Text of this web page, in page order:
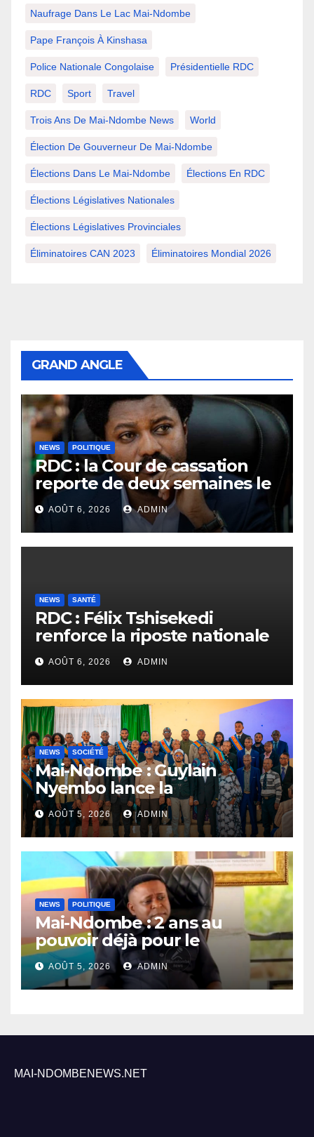
Naufrage Dans Le Lac Mai-Ndombe
Pape François À Kinshasa
Police Nationale Congolaise Présidentielle RDC
RDC Sport Travel
Trois Ans De Mai-Ndombe News World
Élection De Gouverneur De Mai-Ndombe
Élections Dans Le Mai-Ndombe Élections En RDC
Élections Législatives Nationales
Élections Législatives Provinciales
Éliminatoires CAN 2023 Éliminatoires Mondial 2026
GRAND ANGLE
NEWS POLITIQUE
RDC : la Cour de cassation
reporte de deux semaines le
procès Frivao
AOÛT 6, 2026 ADMIN
NEWS SANTÉ
RDC : Félix Tshisekedi
renforce la riposte nationale
contre l’épidémie d’Ebola
AOÛT 6, 2026 ADMIN
NEWS SOCIÉTÉ
Mai-Ndombe : Guylain
Nyembo lance la
sensibilisation au deuxième
recensement général à
Inongo
AOÛT 5, 2026 ADMIN
NEWS POLITIQUE
Mai-Ndombe : 2 ans au
pouvoir déjà pour le
Gouverneur Nkoso Kevani
AOÛT 5, 2026 ADMIN
MAI-NDOMBENEWS.NET